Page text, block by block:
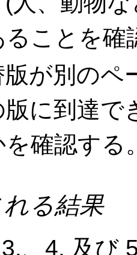
ることを確
版が別のペ
版に到達で
を確認する
る結果
、4. 及び